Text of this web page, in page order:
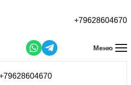
+79628604670
Меню